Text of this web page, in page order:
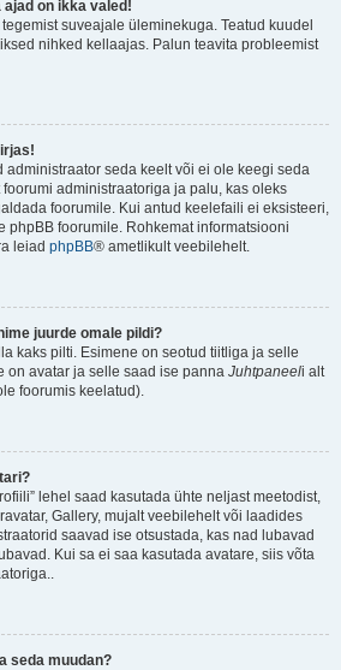
ajad on ikka valed!
suveajale üleminekuga. Teatud kuudel
nihked kellaajas. Palun teavita probleemist
seda keelt või ei ole keegi seda
administraatoriga ja palu, kas oleks
foorumile. Kui antud keelefaili ei eksisteeri,
phpBB foorumile. Rohkemat informatsiooni
leiad phpBB® ametlikult veebilehelt.
juurde omale pildi?
kaks pilti. Esimene on seotud tiitliga ja selle
on avatar ja selle saad ise panna Juhtpaneeli alt
foorumis keelatud).
lehel saad kasutada ühte neljast meetodist,
Gallery, mujalt veebilehelt või laadides
saavad ise otsustada, kas nad lubavad
Kui sa ei saa kasutada avatare, siis võta
seda muudan?